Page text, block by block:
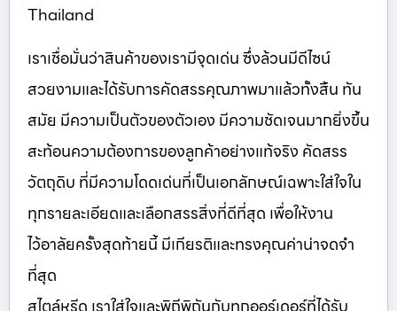
Thailand
เราเชื่อมั่นว่าสินค้าของเรามีจุดเด่น ซึ่งล้วนมีดีไซน์
สวยงามและได้รับการคัดสรรคุณภาพมาแล้วทั้งสิ้น ทัน
สมัย มีความเป็นตัวของตัวเอง มีความชัดเจนมากยิ่งขึ้น
สะท้อนความต้องการของลูกค้าอย่างแท้จริง คัดสรร
วัตถุดิบ ที่มีความโดดเด่นที่เป็นเอกลักษณ์เฉพาะใส่ใจใน
ทุกรายละเอียดและเลือกสรรสิ่งที่ดีที่สุด เพื่อให้งาน
ไว้อาลัยครั้งสุดท้ายนี้ มีเกียรติและทรงคุณค่าน่าจดจำ
ที่สุด